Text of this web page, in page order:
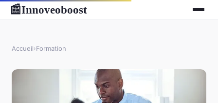
📰Innoveoboost
Accueil›Formation